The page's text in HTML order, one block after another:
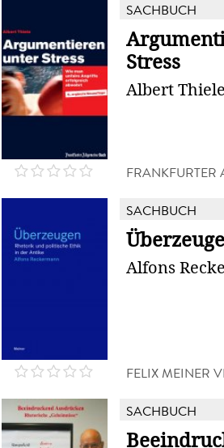
SACHBUCH
Stress
Albert Thiele
FRANKFURTER
SACHBUCH
Alfons
FELIX MEINER
SACHBUCH